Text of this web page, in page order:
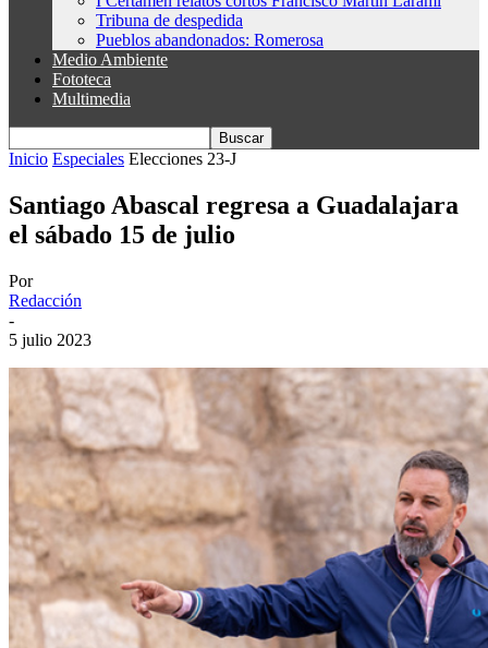
Tribuna de despedida
Pueblos abandonados: Romerosa
Medio Ambiente
Fototeca
Multimedia
Inicio Especiales Elecciones 23-J
Santiago Abascal regresa a Guadalajara
el sábado 15 de julio
Por
Redacción
-
5 julio 2023